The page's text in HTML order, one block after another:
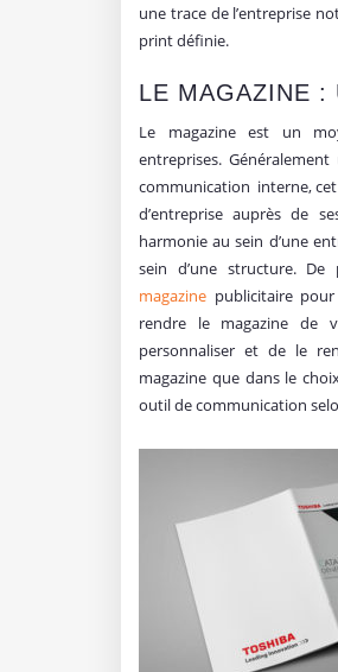
une trace de l’entreprise
print définie.
LE MAGAZINE :
Le magazine est un
entreprises.
communication interne,
d’entreprise auprès de
harmonie au sein d’une
sein d’une structure.
magazine publicitaire
rendre le magazine de
personnaliser et de le
magazine que dans le
outil de communication